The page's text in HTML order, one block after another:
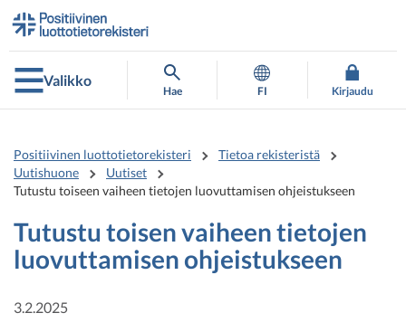
Siirry
suoraan
sisältöön
Siirry
koko
sivuston
hakuun
Valikko
Hae FI Kirjaudu
Positiivinen luottotietorekisteri
Tietoa rekisteristä
Uutishuone
Uutiset
Tutustu toiseen vaiheen tietojen luovuttamisen ohjeistukseen
Tutustu toisen vaiheen tietojen
luovuttamisen ohjeistukseen
3.2.2025